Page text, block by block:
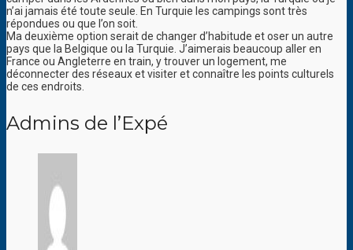
n’ai jamais été toute seule. En Turquie les campings sont très
répondues ou que l’on soit.
Ma deuxième option serait de changer d’habitude et oser un autre
pays que la Belgique ou la Turquie. J’aimerais beaucoup aller en
France ou Angleterre en train, y trouver un logement, me
déconnecter des réseaux et visiter et connaître les points culturels
de ces endroits.
Admins de l’Expé